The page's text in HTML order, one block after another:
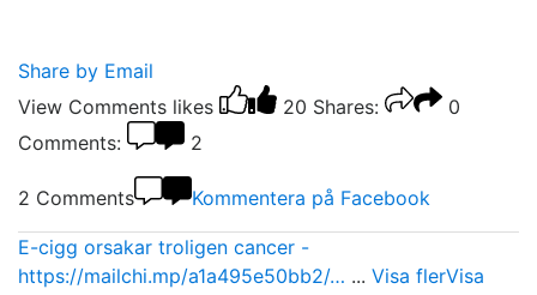
Share by Email
View Comments likes 20 Shares:
0
Comments:
2
2 Comments Kommentera på Facebook
E-cigg orsakar troligen cancer -
https://mailchi.mp/a1a495e50bb2/… ... Visa flerVisa